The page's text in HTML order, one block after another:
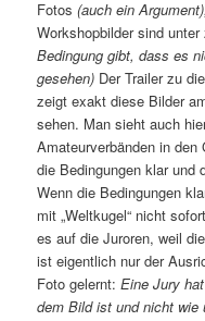
Fotos (auch ein Argument),
Workshopbilder sind
Bedingung gibt, dass es
gesehen) Der Trailer zu
zeigt exakt diese Bilder
sehen. Man sieht auch
Amateurverbänden in
die Bedingungen klar und
Wenn die Bedingungen
mit „Weltkugel“ nicht
es auf die Juroren, weil
ist eigentlich nur der
Foto gelernt:Eine Jury
dem Bild ist und nicht wie